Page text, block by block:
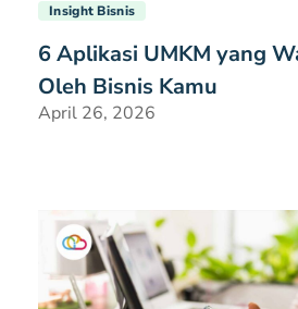
Insight Bisnis
6 Aplikasi UMKM yang
Oleh Bisnis Kamu
April 26, 2026